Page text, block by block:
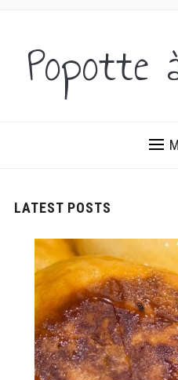
Popotte
DES IDÉES SUCRÉES ET
LATEST POSTS